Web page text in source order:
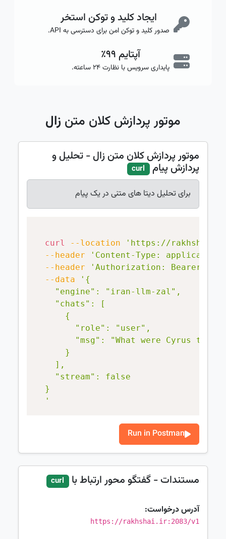
ایجاد کلید و توکن استخر
صدور کلید و توکن امن برای دسترسی به API.
آپتایم ۹۹٪
پایداری سرویس با نظارت ۲۴ ساعته.
موتور پردازش کلان متن زال
موتور پردازش کلان متن زال - تحلیل و
پردازش پیام curl
برای تحلیل دیتا های متنی در یک پیام
curl --location
'https://
--header
'Content-Type:
--header
'Authorization: Bearer
--data
'{
    "engine": "iran-llm-zal",
    "chats": [
      {
        "role": "user",
"msg": "What were Cyrus the
      }
    ],
    "stream": false
  }
  '
Run in Postman
مستندات - گفتگو محور ارتباط با curl
آدرس درخواست:
https://rakhshai.ir:2083/v1